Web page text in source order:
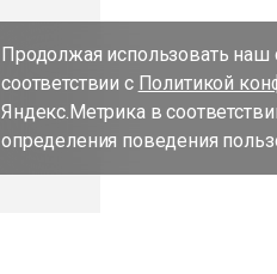
Продолжая использовать наш
соответствии с Политикой
Яндекс.Метрика в
определения поведения